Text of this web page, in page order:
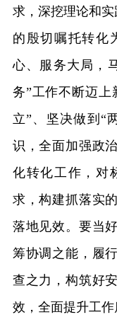
求，深挖理论和
的殷切嘱托转化
心、服务大局，
务”工作不断迈上
立”、坚决做到“
识，全面加强政
化转化工作，对
求，构建抓落实
落地见效。要当
筹协调之能，履
查之力，构筑好
效，全面提升工作